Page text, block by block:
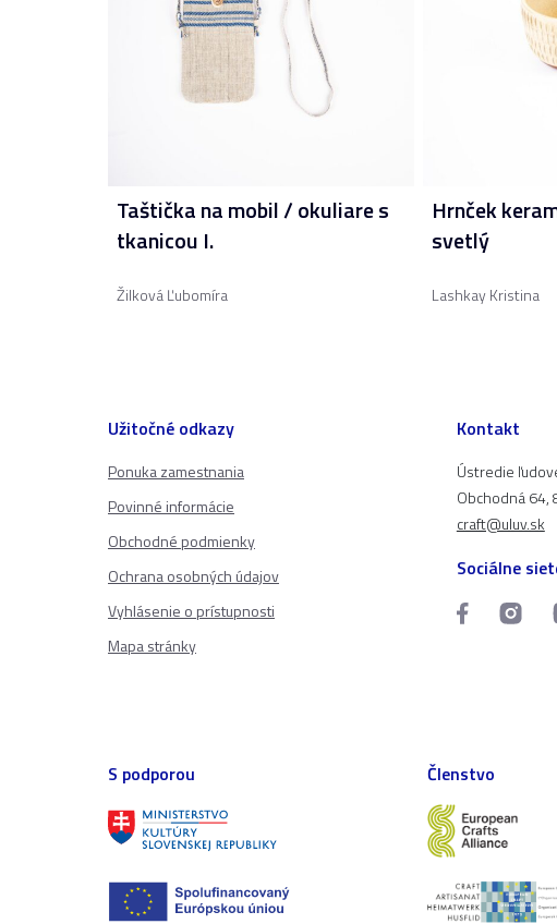
Taštička na mobil / okuliare s
tkanicou I.
Žilková Ľubomíra
Hrnček
svetlý
Lashkay Kristina
Užitočné odkazy
Ponuka zamestnania
Povinné informácie
Obchodné podmienky
Ochrana osobných údajov
Vyhlásenie o prístupnosti
Mapa stránky
Kontakt
Ústredie
Obchodná 64,
craft@uluv.sk
Sociálne
S podporou Členstvo